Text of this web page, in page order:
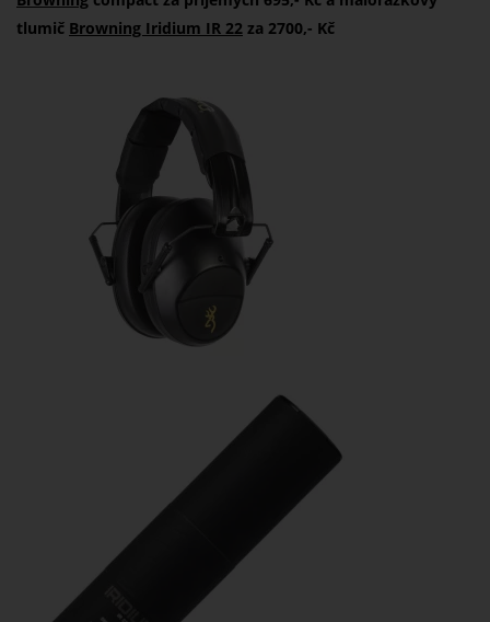
tlumič Browning Iridium IR 22 za 2700,- Kč